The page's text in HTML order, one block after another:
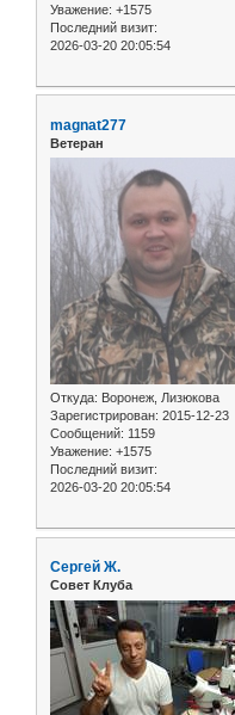
Уважение: +1575
Последний визит:
2026-03-20 20:05:54
magnat277
Ветеран
Откуда: Воронеж, Лизюкова
Зарегистрирован: 2015-12-23
Сообщений: 1159
Уважение: +1575
Последний визит:
2026-03-20 20:05:54
Сергей Ж.
Совет Клуба